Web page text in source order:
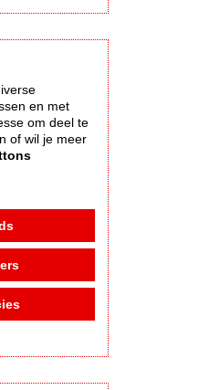
en met
om deel te
of wil je meer